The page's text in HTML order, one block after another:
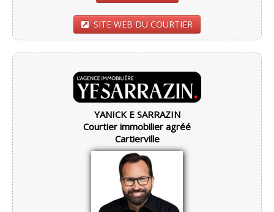
SITE WEB DU COURTIER
YANICK E SARRAZIN
Courtier immobilier agréé
Cartierville